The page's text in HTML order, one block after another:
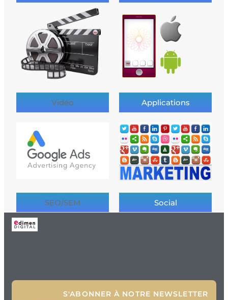
Vidéo Applications
SEO/SEM Social
S'ABONNER À NOTRE NEWSLETTER